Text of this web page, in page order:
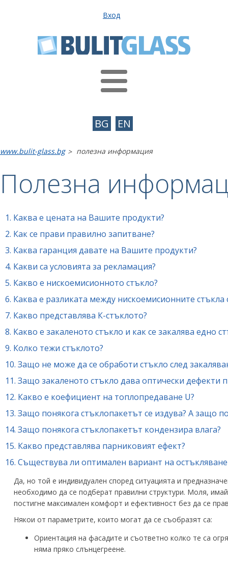
Вход
BG EN
www.bulit-glass.bg > полезна информация
Полезна
1. Каква е цената на Вашите продукти?
2. Как се прави правилно запитване?
3. Каква гаранция давате на Вашите продукти?
4. Какви са условията за рекламация?
5. Какво е нискоемисионното стъкло?
6. Каква е разликата между нискоемисионните
7. Какво представлява К-стъклото?
8. Какво е закаленото стъкло и как се закалява едно
9. Колко тежи стъклото?
10. Защо не може да се обработи стъкло след
11. Защо закаленото стъкло дава оптически дефекти
12. Какво е коефициент на топлопредаване U?
13. Защо понякога стъклопакетът се издува? А защо
14. Защо понякога стъклопакетът кондензира влага?
15. Какво представлява парниковият ефект?
16. Съществува ли оптимален вариант на остъкляване
Да, но той е индивидуален според ситуацията и
необходимо да се подберат правилни структури. Моля,
постигне максимален комфорт и ефективност без да се
Някои от параметрите, които могат да се съобразят са:
Ориентация на фасадите и съответно колко те са
няма пряко слънцегреене.